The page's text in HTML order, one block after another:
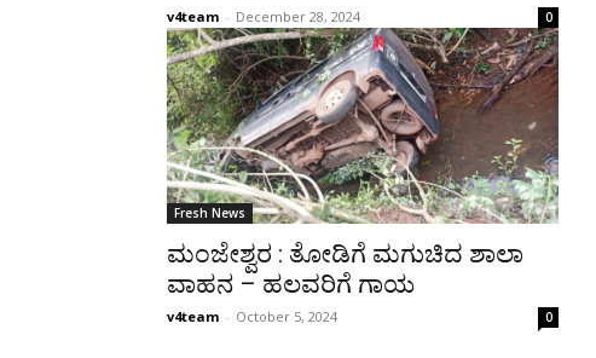
v4team - December 28, 2024 0
Fresh News
ಮಂಜೇಶ್ವರ : ತೋಡಿಗೆ ಮಗುಚಿದ ಶಾಲಾ
ವಾಹನ – ಹಲವರಿಗೆ ಗಾಯ
v4team - October 5, 2024 0